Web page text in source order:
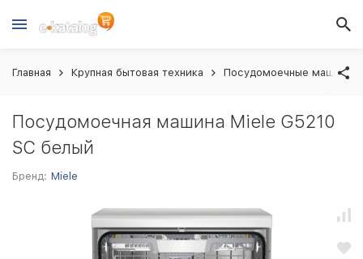
Главная Крупная бытовая техника Посудомоечные машины
Посудомоечная машина Miele G5210
SC белый
Бренд: Miele